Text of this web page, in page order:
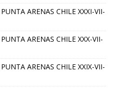
ARENAS CHILE XXXI-VII-
ARENAS CHILE XXX-VII-
ARENAS CHILE XXIX-VII-